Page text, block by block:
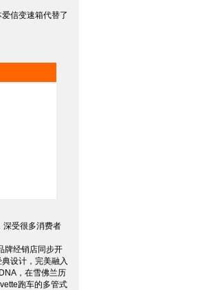
信变速箱代替了
深受很多消费者
牌经销店同步开
设计，完美融入
，在雪佛兰历
跑车的多管式